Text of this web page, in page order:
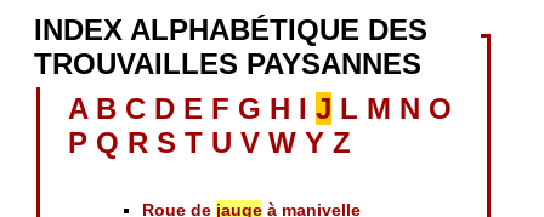
INDEX ALPHABÉTIQUE DES
TROUVAILLES PAYSANNES
A B C D E F G H I J L M N O
P Q R S T U V W Y Z
Roue de jauge à manivelle